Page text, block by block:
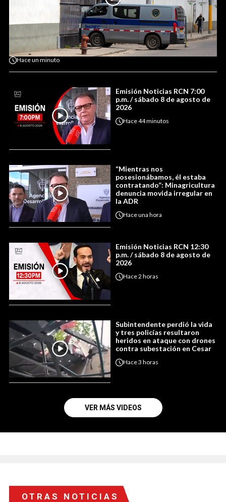
Haceun minuto
Emisión Noticias RCN 7:00
p.m. / sábado 8 de agosto de
2026
Hace44 minutos
“Mientras nos
posesionábamos, él estaba
contratando”: Minagricultura
denuncia movida irregular en
la ADR
Haceuna hora
Emisión Noticias RCN 12:30
p.m. / sábado 8 de agosto de
2026
Hace2 horas
Subintendente perdió la vida
y tres policías resultaron
heridos en ataque con drones
contra subestación en Cesar
Hace3 horas
VER MÁS VIDEOS
OTRAS NOTICIAS